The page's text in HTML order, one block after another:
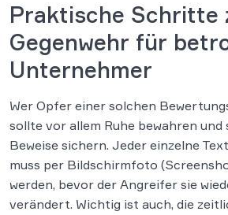
Praktische Schritte
Gegenwehr für
Unternehmer
Wer Opfer einer solchen
sollte vor allem Ruhe bewahren
Beweise sichern. Jeder einzelne
muss per Bildschirmfoto
werden, bevor der Angreifer sie
verändert. Wichtig ist auch, die